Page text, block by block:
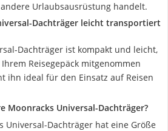
Urlaubsausrüstung handelt.
Dachträger leicht transportiert
Dachträger ist kompakt und leicht,
Reisegepäck mitgenommen
ihn ideal für den Einsatz auf Reisen
Moonracks Universal-Dachträger?
Universal-Dachträger hat eine Größe